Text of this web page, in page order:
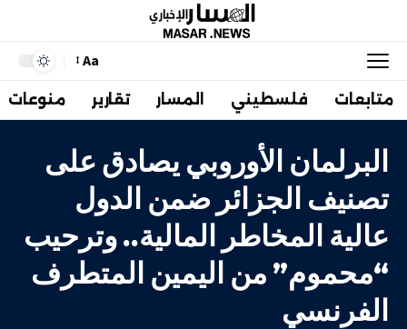
Aa
متابعات فلسطيني المسار تقارير منوعات
البرلمان الأوروبي يصادق على
تصنيف الجزائر ضمن الدول
عالية المخاطر المالية.. وترحيب
“محموم” من اليمين المتطرف
الفرنسي